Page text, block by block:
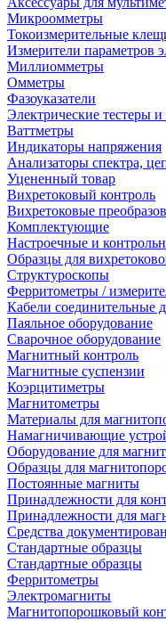
Микроомметры
Токоизмерительные
Измерители параметров
Миллиомметры
Омметры
Фазоуказатели
Электрические тестеры
Ваттметры
Индикаторы напряжения
Анализаторы спектра,
Уцененный товар
Вихретоковый контроль
Вихретоковые
Комплектующие
Настроечные и
Образцы для
Структуроскопы
Ферритометры /
Кабели соединительные
Паяльное оборудование
Сварочное оборудование
Магнитный контроль
Магнитные суспензии
Коэрцитиметры
Магнитометры
Материалы для
Намагничивающие
Оборудование для
Образцы для
Постоянные магниты
Принадлежности для
Принадлежности для
Средства
Стандартные образцы
Стандартные образцы
Ферритометры
Электромагниты
Магнитопорошковый